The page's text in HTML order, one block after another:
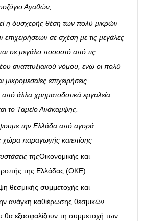
Αγαθών,
η δυσχερής θέση των πολύ μικρών
επιχειρήσεων σε σχέση με τις μεγάλες
σε μεγάλο ποσοστό από τις
αναπτυξιακού νόμου, ενώ οι πολύ
μικρομεσαίες επιχειρήσεις
από άλλα χρηματοδοτικά εργαλεία
το Ταμείο Ανάκαμψης.
την Ελλάδα από αγορά
χώρα παραγωγής καιεπίσης
τηςΟικονομικής και
της Ελλάδας (ΟΚΕ):
θεσμικής συμμετοχής και
ανάγκη καθιέρωσης θεσμικών
θα εξασφαλίζουν τη συμμετοχή των